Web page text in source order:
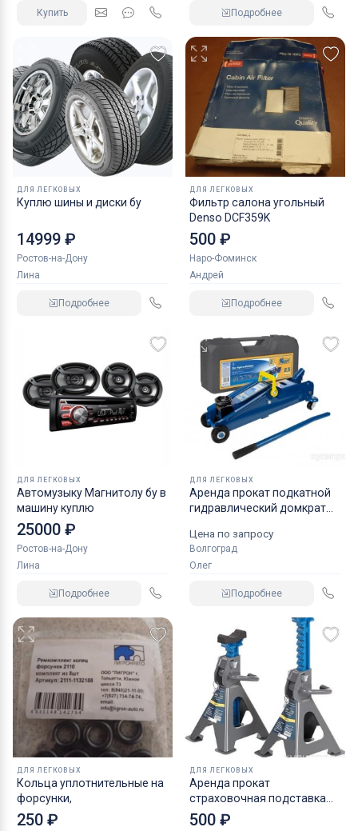
Купить Подробнее
ДЛЯ ЛЕГКОВЫХ
Куплю шины и диски бу
14999 ₽
Ростов-на-Дону
Лина
Подробнее
ДЛЯ ЛЕГКОВЫХ
Фильтр салона угольный
Denso DCF359K
500 ₽
Наро-Фоминск
Андрей
Подробнее
ДЛЯ ЛЕГКОВЫХ
Автомузыку Магнитолу бу в
машину куплю
25000 ₽
Ростов-на-Дону
Лина
Подробнее
ДЛЯ ЛЕГКОВЫХ
Аренда прокат подкатной
гидравлический домкрат
Цена по запросу
Волгоград
Олег
Подробнее
ДЛЯ ЛЕГКОВЫХ
Кольца уплотнительные на
форсунки,
250 ₽
ДЛЯ ЛЕГКОВЫХ
Аренда прокат
страховочная подставка
NORDBERG 2 т
500 ₽